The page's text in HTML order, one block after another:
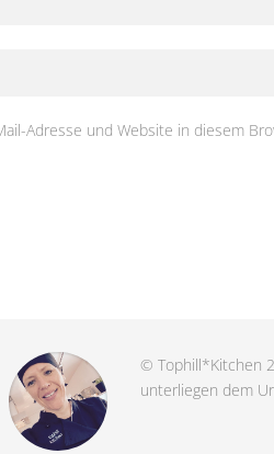
Adresse und Website in diesem
© Tophill*Kitchen
unterliegen dem